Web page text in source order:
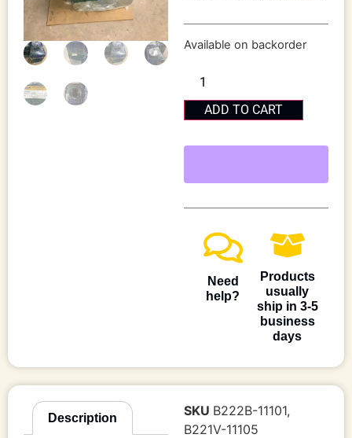
Available on backorder
ADD TO CART
Need
help?
Products
usually
ship in 3-5
business
days
Description SKU B222B-11101,
B221V-11105